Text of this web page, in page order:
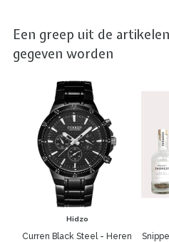
Een greep uit de
gegeven worden
Hidzo
Curren Black Steel - Heren